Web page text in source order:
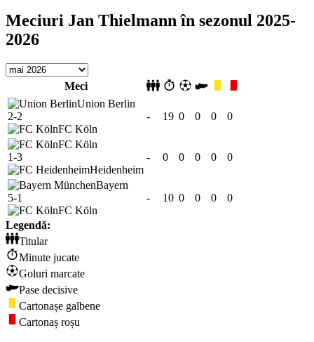
Meciuri Jan Thielmann în sezonul 2025-
2026
Meci
Union Berlin
2-2
FC Köln
- 19 0 0 0 0
FC Köln
1-3
Heidenheim
- 0 0 0 0 0
Bayern
5-1
FC Köln
- 10 0 0 0 0
Legendă:
Titular
Minute jucate
Goluri marcate
Pase decisive
Cartonașe galbene
Cartonaș roșu